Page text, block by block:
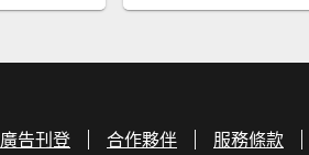
廣告刊登 合作夥伴 服務條款